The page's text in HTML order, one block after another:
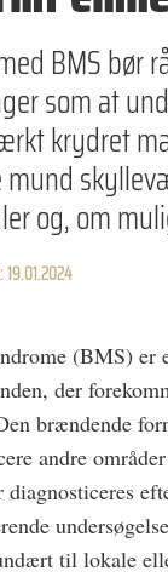
BMS bør
som at
krydret
og, om
19.01.2024
(BMS) er
der
brændende
andre
diagnosticeres
til lokale